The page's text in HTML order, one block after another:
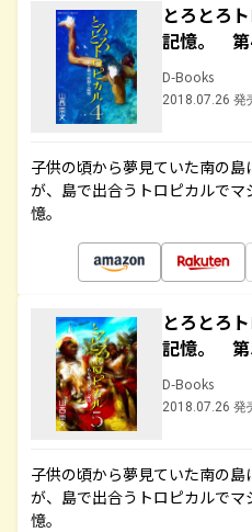
とろとろ
記憶。 第
D-Books
2018.07.26 発
子供の頃から夢見ていた南の
が、島で出合うトロピカルで
憶。
とろとろ
記憶。 第
D-Books
2018.07.26 発
子供の頃から夢見ていた南の
が、島で出合うトロピカルで
憶。